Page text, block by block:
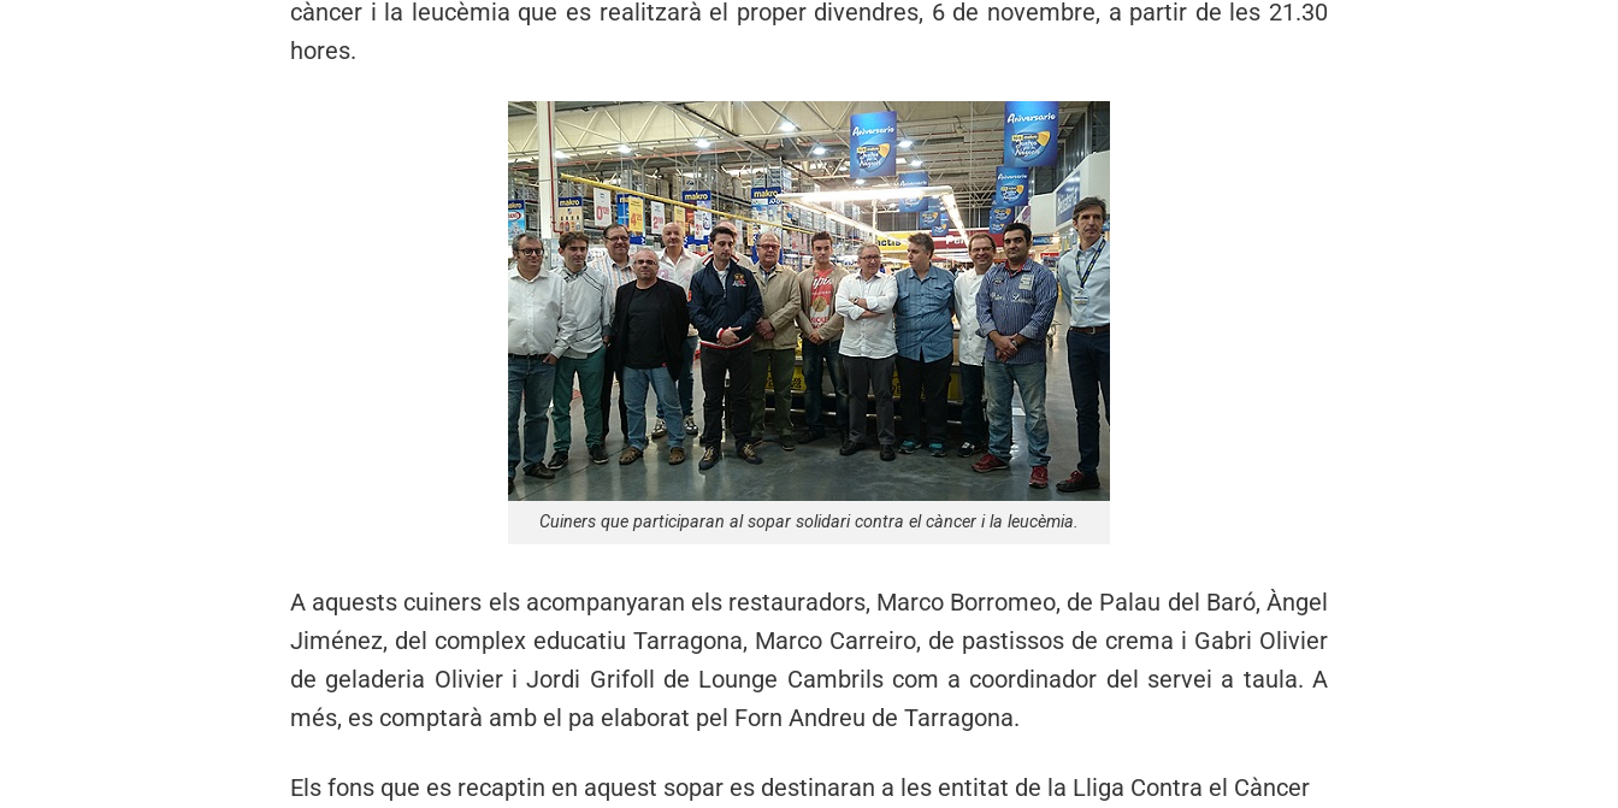
càncer i la leucèmia que es realitzarà el proper divendres, 6 de novembre, a partir de les 21.30
hores.
Cuiners que participaran al sopar solidari contra el càncer i la leucèmia.
A aquests cuiners els acompanyaran els restauradors, Marco Borromeo, de Palau del Baró, Àngel
Jiménez, del complex educatiu Tarragona, Marco Carreiro, de pastissos de crema i Gabri Olivier
de geladeria Olivier i Jordi Grifoll de Lounge Cambrils com a coordinador del servei a taula. A
més, es comptarà amb el pa elaborat pel Forn Andreu de Tarragona.
Els fons que es recaptin en aquest sopar es destinaran a les entitat de la Lliga Contra el Càncer